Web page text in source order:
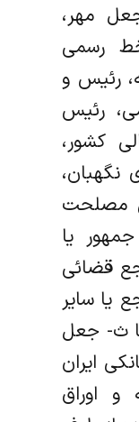
مهر،
رسمی
رئیس و
رئیس
کشور،
نگهبان،
مصلحت
یا
قضائی
یا سایر
ث- جعل
ایران
اوراق